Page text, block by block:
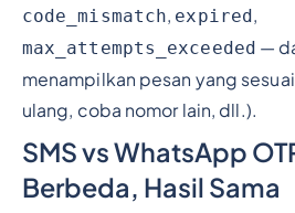
code_mismatch, expired ,
max_attempts_exceeded —
menampilkan pesan yang
ulang, coba nomor lain, dll.).
SMS vs WhatsApp
Berbeda, Hasil Sama